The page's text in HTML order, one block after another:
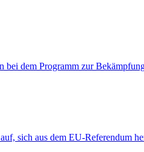
bei dem Programm zur
sich aus dem EU-Referendum